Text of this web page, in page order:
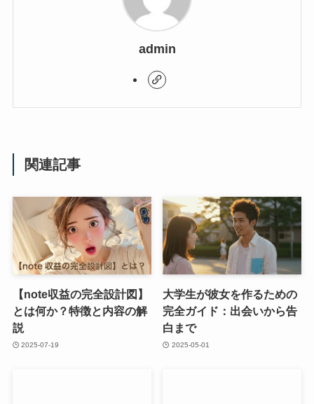
admin
関連記事
【note収益の完全設計図】
とは何か？特徴と内容の解
説
2025-07-19
大学生が彼女を作るための
完全ガイド：出会いから告
白まで
2025-05-01